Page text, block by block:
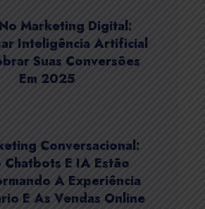
Marketing Digital:
Inteligência Artificial
Suas Conversões
Em 2025
Conversacional:
Chatbots E IA Estão
A Experiência
E As Vendas Online